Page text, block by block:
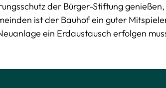
der Bürger-Stiftung
ist der Bauhof ein guter
ein Erdaustausch erfolgen